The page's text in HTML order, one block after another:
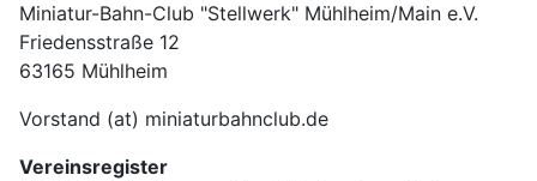
Miniatur-Bahn-Club "Stellwerk" Mühlheim/Main e.V.
Friedensstraße 12
63165 Mühlheim
Vorstand (at) miniaturbahnclub.de
Vereinsregister